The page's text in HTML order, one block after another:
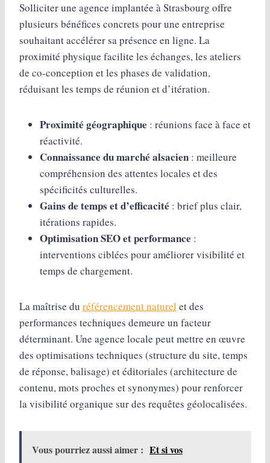
Solliciter une agence implantée à Strasbourg offre
plusieurs bénéfices concrets pour une entreprise
souhaitant accélérer sa présence en ligne. La
proximité physique facilite les échanges, les ateliers
de co-conception et les phases de validation,
réduisant les temps de réunion et d’itération.
Proximité géographique : réunions face à face et
réactivité.
Connaissance du marché alsacien : meilleure
compréhension des attentes locales et des
spécificités culturelles.
Gains de temps et d’efficacité : brief plus clair,
itérations rapides.
Optimisation SEO et performance :
interventions ciblées pour améliorer visibilité et
temps de chargement.
La maîtrise du référencement naturel et des
performances techniques demeure un facteur
déterminant. Une agence locale peut mettre en œuvre
des optimisations techniques (structure du site, temps
de réponse, balisage) et éditoriales (architecture de
contenu, mots proches et synonymes) pour renforcer
la visibilité organique sur des requêtes géolocalisées.
Vous pourriez aussi aimer : Et si vos